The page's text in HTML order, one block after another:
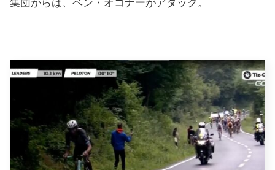
集団からは、ベン・オコナーがアタック。